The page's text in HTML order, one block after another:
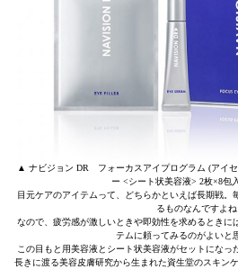
▲ ナビジョン DR フォーカスアイプログラム (アイ
ー <シート状美容液> 2枚×8包
目元ケアのアイテムって、どちらかといえば長期戦。
るものなんですよね
なので、疲労感が激しいときや即効性を求めるときに
テムに頼ってみるのがよいと
この目もと用美容液とシート状美容液がセットになっ
長きに渡る美容皮膚研究から生まれた資生堂のスキン